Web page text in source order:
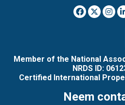
Member of the National
NRDS ID:
Certified International
Neem